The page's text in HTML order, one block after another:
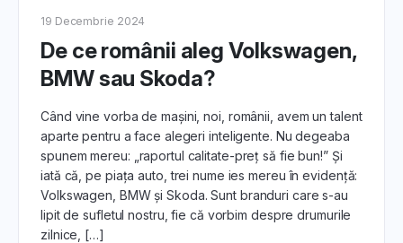
19 Decembrie 2024
De ce românii aleg Volkswagen,
BMW sau Skoda?
Când vine vorba de mașini, noi, românii, avem un talent
aparte pentru a face alegeri inteligente. Nu degeaba
spunem mereu: „raportul calitate-preț să fie bun!” Și
iată că, pe piața auto, trei nume ies mereu în evidență:
Volkswagen, BMW și Skoda. Sunt branduri care s-au
lipit de sufletul nostru, fie că vorbim despre drumurile
zilnice, […]